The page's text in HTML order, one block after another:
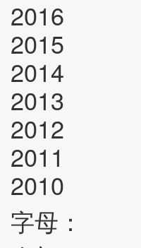
2016
2015
2014
2013
2012
2011
2010
字母：